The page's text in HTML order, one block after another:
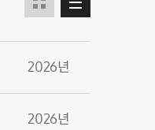
2026년
2026년